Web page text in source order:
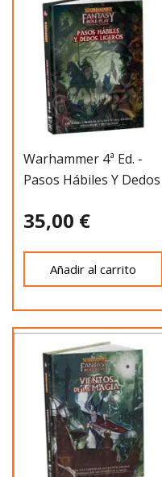
Warhammer 4ª Ed. -
Pasos Hábiles Y Dedos
35,00 €
Añadir al carrito